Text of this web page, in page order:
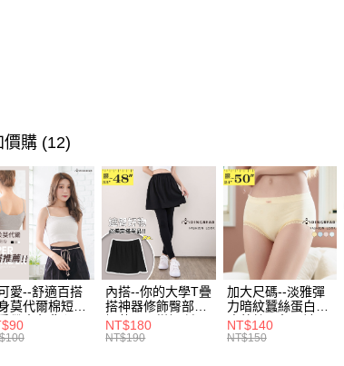
價購 (12)
愛--舒適百搭
莫代爾棉短版
帶素色背心
黑.灰L-2L)-
內搭--你的大學T疊
搭神器修飾臀部下
擺萬用內搭裙/遮臀
裙(黑2L-6L)-Q155
NT$180
NT$190
加大尺碼--淡雅彈
力暗紋蠶絲蛋白無
痕蕾絲三角內褲
(白.粉.藍.黃XL-
NT$140
NT$150